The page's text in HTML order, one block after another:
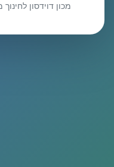
מכון דוידסון